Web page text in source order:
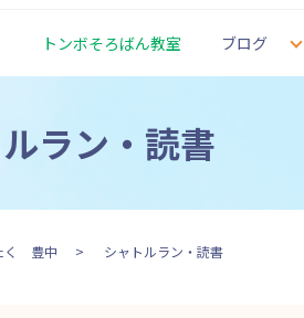
トンボそろばん教室 ブログ
ラン・読書
く 豊中 シャトルラン・読書